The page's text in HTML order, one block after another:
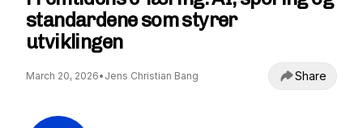
standardene som styrer
utviklingen
March 20, 2026• Jens Christian Bang Share